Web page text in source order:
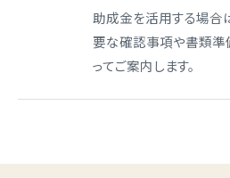
助成金を活用する場合
要な確認事項や書類準
ってご案内します。